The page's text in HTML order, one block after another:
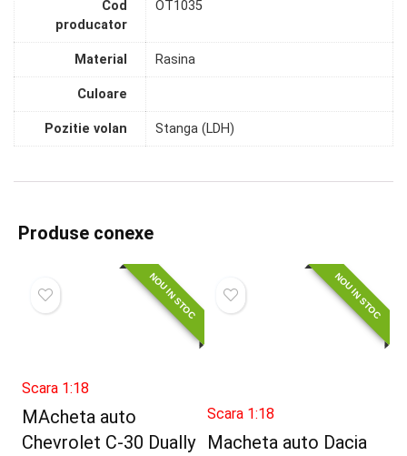
Cod
producator
OT1035
Material Rasina
Culoare
Pozitie volan Stanga (LDH)
Produse conexe
NOU IN STOC
Scara 1:18
MAcheta auto
Chevrolet C-30 Dually
NOU IN STOC
Scara 1:18
Macheta auto Dacia